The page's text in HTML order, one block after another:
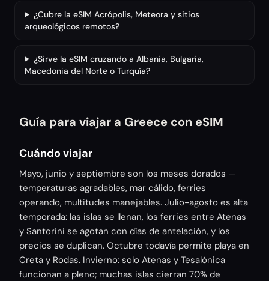
¿Cubre la eSIM Acrópolis, Meteora y sitios
arqueológicos remotos?
¿Sirve la eSIM cruzando a Albania, Bulgaria,
Macedonia del Norte o Turquía?
Guía para viajar a Greece con eSIM
Cuándo viajar
Mayo, junio y septiembre son los meses dorados —
temperaturas agradables, mar cálido, ferries
operando, multitudes manejables. Julio-agosto es alta
temporada: las islas se llenan, los ferries entre Atenas
y Santorini se agotan con días de antelación, y los
precios se duplican. Octubre todavía permite playa en
Creta y Rodas. Invierno: solo Atenas y Tesalónica
funcionan a pleno; muchas islas cierran 70% de